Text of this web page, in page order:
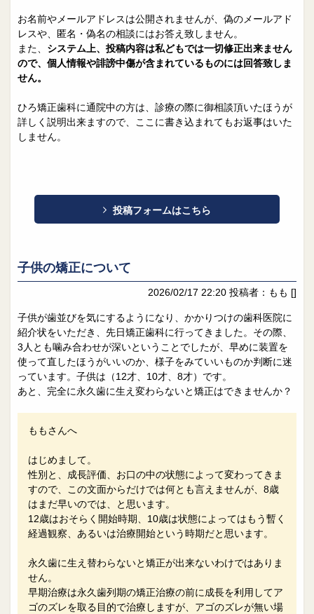
お名前やメールアドレスは公開されませんが、偽のメールアド
レスや、匿名・偽名の相談にはお答え致しません。
また、 システム上、投稿内容は私どもでは一切修正出来ません
ので、個人情報や誹謗中傷が含まれているものには回答致しま
せん。
ひろ矯正歯科に通院中の方は、診療の際に御相談頂いたほうが
詳しく説明出来ますので、ここに書き込まれてもお返事はいた
しません。
投稿フォームはこちら
子供の矯正について
2026/02/17 22:20 投稿者：もも []
子供が歯並びを気にするようになり、かかりつけの歯科医院に
紹介状をいただき、先日矯正歯科に行ってきました。その際、
3人とも噛み合わせが深いということでしたが、早めに装置を
使って直したほうがいいのか、様子をみていいものか判断に迷
っています。子供は（12才、10才、8才）です。
あと、完全に永久歯に生え変わらないと矯正はできませんか？
ももさんへ
はじめまして。
性別と、成長評価、お口の中の状態によって変わってきま
すので、この文面からだけでは何とも言えませんが、8歳
はまだ早いのでは、と思います。
12歳はおそらく開始時期、10歳は状態によってはもう暫く
経過観察、あるいは治療開始という時期だと思います。
永久歯に生え替わらないと矯正が出来ないわけではありま
せん。
早期治療は永久歯列期の矯正治療の前に成長を利用してア
ゴのズレを取る目的で治療しますが、アゴのズレが無い場